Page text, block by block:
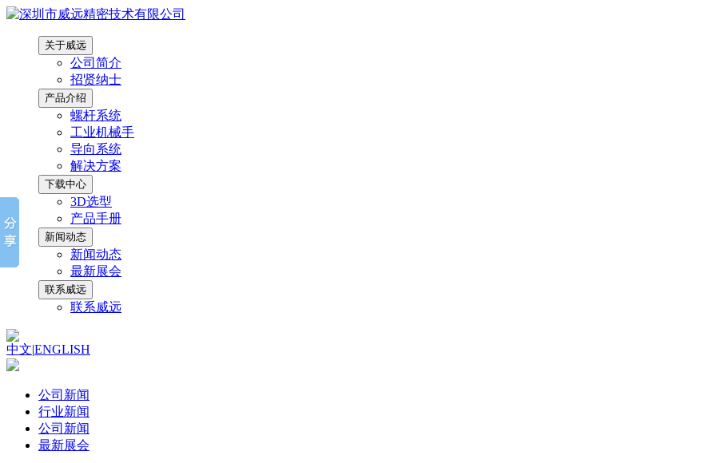
关于威远
公司简介
招贤纳士
产品介绍
螺杆系统
工业机械手
导向系统
解决方案
下载中心
3D选型
产品手册
新闻动态
新闻动态
最新展会
联系威远
联系威远
中文|ENGLISH
公司新闻
行业新闻
公司新闻
最新展会